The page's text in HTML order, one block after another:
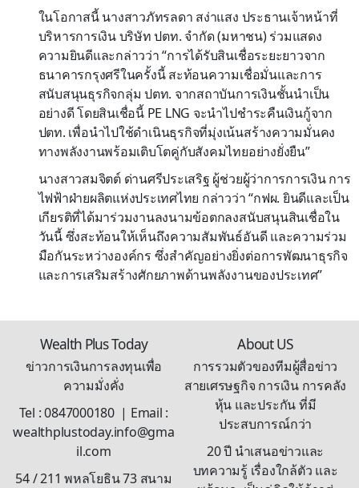
ในโอกาสนี้ นางสาวภัทรลดา สง่าแสง ประธานเจ้าหน้าที่
บริหารการเงิน บริษัท ปตท. จำกัด (มหาชน) ร่วมแสดง
ความยินดีและกล่าวว่า “การได้รับสินเชื่อระยะยาวจาก
ธนาคารกรุงศรีในครั้งนี้ สะท้อนความเชื่อมั่นและการ
สนับสนุนธุรกิจกลุ่ม ปตท. จากสถาบันการเงินชั้นนำเป็น
อย่างดี โดยสินเชื่อนี้ PE LNG จะนำไปชำระคืนเงินกู้จาก
ปตท. เพื่อนำไปใช้ดำเนินธุรกิจที่มุ่งเน้นสร้างความมั่นคง
ทางพลังงานพร้อมเติบโตคู่กับสังคมไทยอย่างยั่งยืน”
นางสาวสมจิตต์ ด่านศรีประเสริฐ ผู้ช่วยผู้ว่าการการเงิน การ
ไฟฟ้าฝ่ายผลิตแห่งประเทศไทย กล่าวว่า “กฟผ. ยินดีและเป็น
เกียรติที่ได้มาร่วมงานลงนามข้อตกลงสนับสนุนสินเชื่อใน
วันนี้ ซึ่งสะท้อนให้เห็นถึงความสัมพันธ์อันดี และความร่วม
มือกันระหว่างองค์กร ซึ่งสำคัญอย่างยิ่งต่อการพัฒนาธุรกิจ
และการเสริมสร้างศักยภาพด้านพลังงานของประเทศ”
Wealth Plus Today
ข่าวการเงินการลงทุนเพื่อ
ความมั่งคั่ง
Tel : 0847000180 | Email :
wealthplustoday.info@gma
il.com
54 / 211 พหลโยธิน 73 สนาม
About US
การรวมตัวของทีมผู้สื่อข่าว
สายเศรษฐกิจ การเงิน การคลัง
หุ้น และประกัน ที่มี
ประสบการณ์กว่า
20 ปี นำเสนอข่าวและ
บทความรู้ เรื่องใกล้ตัว และ